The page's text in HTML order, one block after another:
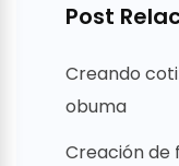
Post
Creando
obuma
Creación